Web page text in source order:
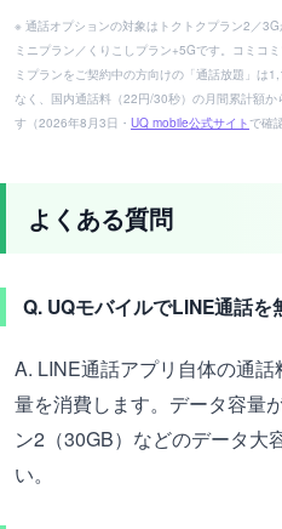
※ 通話オプションの対象はトクトクプラン2／
ミニプラン／くりこしプラン+5Gです。コミコ
ミプランをご契約中の方向けの「通話放題」は
なく、国内通話料（22円/30秒）の月間累計額
す（2026年8月3日・ UQ mobile公式サイトで確
よくある質問
Q. UQモバイルでLINE通話を
A. LINE通話アプリ自体の通
量を消費します。データ容量
ン2（30GB）などのデータ大
い。